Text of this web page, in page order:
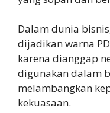
Dalam dunia
dijadikan warna
karena dianggap
digunakan dalam
melambangkan
kekuasaan.